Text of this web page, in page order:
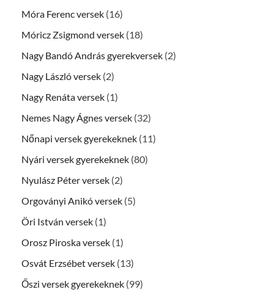
Móra Ferenc versek (16)
Móricz Zsigmond versek (18)
Nagy Bandó András gyerekversek (2)
Nagy László versek (2)
Nagy Renáta versek (1)
Nemes Nagy Ágnes versek (32)
Nőnapi versek gyerekeknek (11)
Nyári versek gyerekeknek (80)
Nyulász Péter versek (2)
Orgoványi Anikó versek (5)
Öri István versek (1)
Orosz Piroska versek (1)
Osvát Erzsébet versek (13)
Őszi versek gyerekeknek (99)